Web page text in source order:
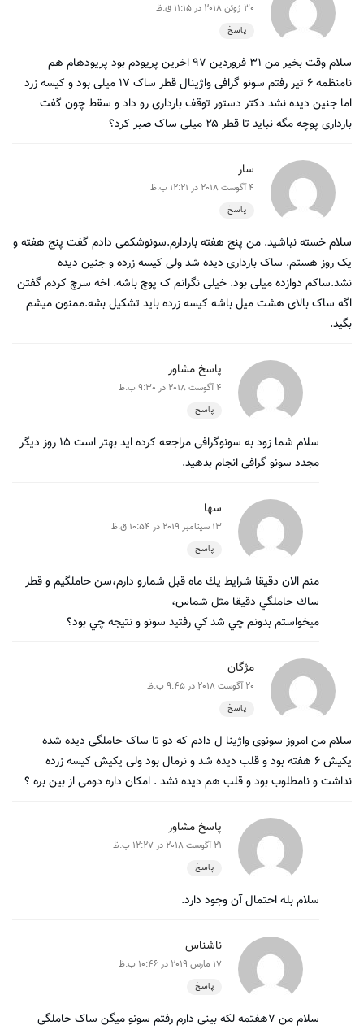
30 ژوئن 2018 در 11:15 ق.ظ
پاسخ
سلام وقت بخیر من ۳۱ فروردین ۹۷ اخرین پریودم بود پریودهام هم
نامنظمه ۶ تیر رفتم سونو گرافی واژینال قطر ساک ۱۷ میلی بود و کیسه زرد
اما جنین دیده نشد دکتر دستور توقف بارداری رو داد و سقط چون گفت
بارداری پوچه مگه نباید تا قطر ۲۵ میلی ساک صبر کرد؟
سار
4 آگوست 2018 در 12:21 ب.ظ
پاسخ
سلام خسته نباشید. من پنج هفته باردارم.سونوشکمی دادم گفت پنج هفته و
یک روز هستم. ساک بارداری دیده شد ولی کیسه زرده و جنین دیده
نشد.ساکم دوازده میلی بود. خیلی نگرانم ک پوچ باشه. اخه سرچ کردم گفتن
اگه ساک بالای هشت میل باشه کیسه زرده باید تشکیل بشه.ممنون میشم
بگید.
پاسخ مشاور
4 آگوست 2018 در 9:30 ب.ظ
پاسخ
سلام شما زود به سونوگرافی مراجعه کرده اید بهتر است ۱۵ روز دیگر
مجدد سونو گرافی انجام بدهید.
سها
13 سپتامبر 2019 در 10:54 ق.ظ
پاسخ
منم الان دقيقا شرايط يك ماه قبل شمارو دارم،سن حاملگيم و قطر
ساك حاملگي دقيقا مثل شماس،
ميخواستم بدونم چي شد كي رفتيد سونو و نتيجه چي بود؟
مژگان
20 آگوست 2018 در 9:45 ب.ظ
پاسخ
سلام من امروز سونوی واژینا ل دادم که دو تا ساک حاملگی دیده شده
یکیش ۶ هفته بود و قلب دیده شد و نرمال بود ولی یکیش کیسه زرده
نداشت و نامطلوب بود و قلب هم دیده نشد . امکان داره دومی از بین بره ؟
پاسخ مشاور
21 آگوست 2018 در 12:27 ب.ظ
پاسخ
سلام بله احتمال آن وجود دارد.
ناشناس
17 مارس 2019 در 10:46 ب.ظ
پاسخ
سلام من ۷هفتمه لکه بینی دارم رفتم سونو میگن ساک حاملگی